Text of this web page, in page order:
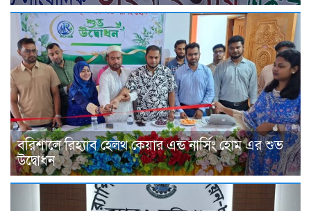
বরিশালে রিহ্যাব হেলথ কেয়ার এন্ড নার্সিং হোম এর শুভ
উদ্বোধন